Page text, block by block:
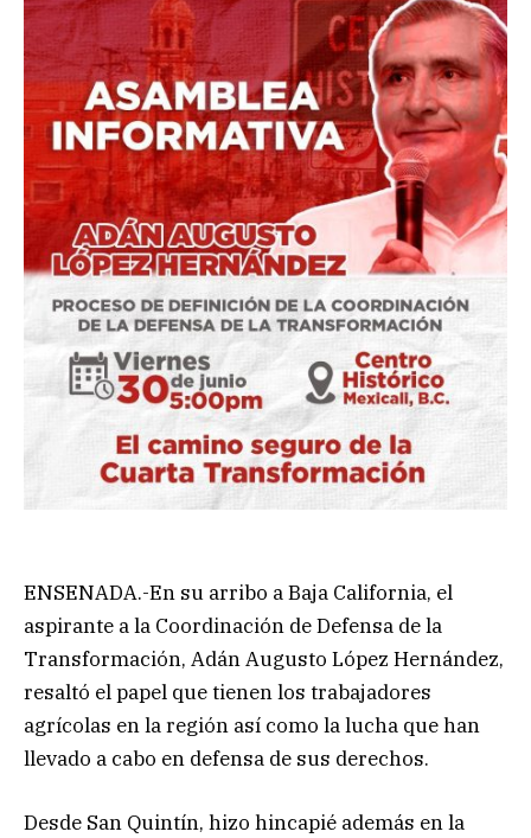
ENSENADA.-En su arribo a Baja California, el
aspirante a la Coordinación de Defensa de la
Transformación, Adán Augusto López Hernández,
resaltó el papel que tienen los trabajadores
agrícolas en la región así como la lucha que han
llevado a cabo en defensa de sus derechos.
Desde San Quintín, hizo hincapié además en la